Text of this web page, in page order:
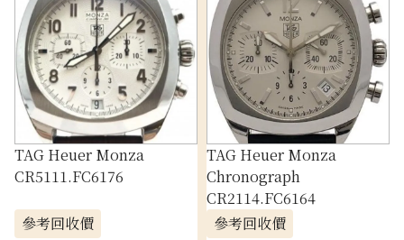
TAG Heuer Monza
CR5111.FC6176
參考回收價
TAG Heuer Monza
Chronograph
CR2114.FC6164
參考回收價